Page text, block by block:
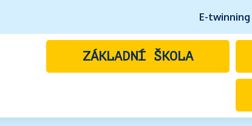
E-twinning
ZÁKLADNÍ ŠKOLA